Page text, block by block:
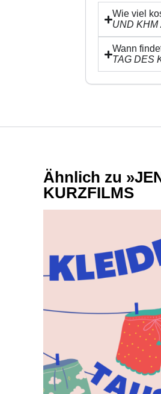
Wie viel
UND KHM
Wann
TAG DES
Ähnlich zu
KURZFILMS